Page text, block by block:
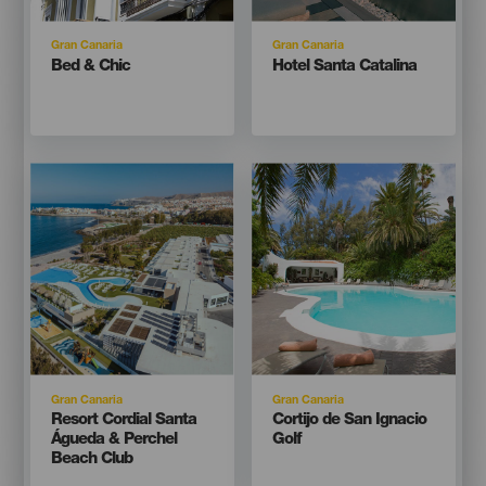
Isla
Gran Canaria
Titular
Bed & Chic
Isla
Gran Canaria
Titular
Hotel Santa Catalina
Isla
Gran Canaria
Titular
Resort Cordial Santa
Águeda & Perchel
Beach Club
Imagen
Listado
Imagen
Isla
Gran Canaria
Titular
Cortijo de San Ignacio
Golf